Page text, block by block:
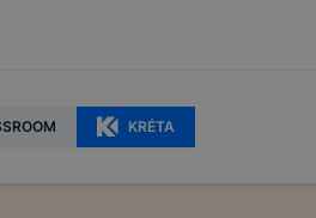
KRÉTA